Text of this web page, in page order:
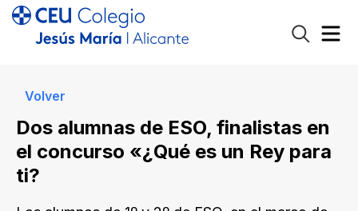
Volver
Dos alumnas de ESO, finalistas en
el concurso «¿Qué es un Rey para
ti?